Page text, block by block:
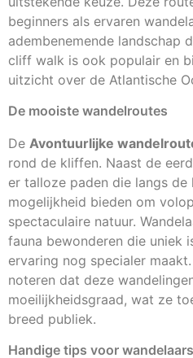
beginners als ervaren
adembenemende landschap
cliff walk is ook populair en
uitzicht over de Atlantische
De mooiste wandelroutes
De Avontuurlijke
rond de kliffen. Naast de
er talloze paden die langs de
mogelijkheid bieden om
spectaculaire natuur.
fauna bewonderen die uniek
ervaring nog specialer
noteren dat deze
moeilijkheidsgraad, wat ze
breed publiek.
Handige tips voor wandelaars